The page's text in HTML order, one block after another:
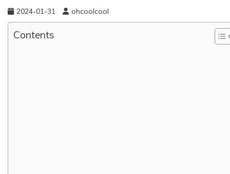
2024-01-31 ohcoolcool
Contents